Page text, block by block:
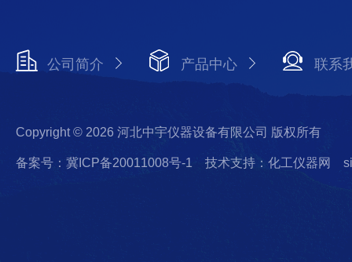
公司简介 产品中心 联系
Copyright © 2026 河北中宇仪器设备有限公司 版权所有
备案号：冀ICP备20011008号-1 技术支持：化工仪器网